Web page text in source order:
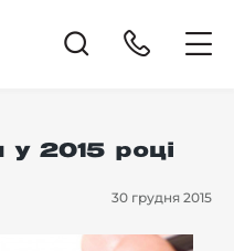
у 2015 році
30 грудня 2015